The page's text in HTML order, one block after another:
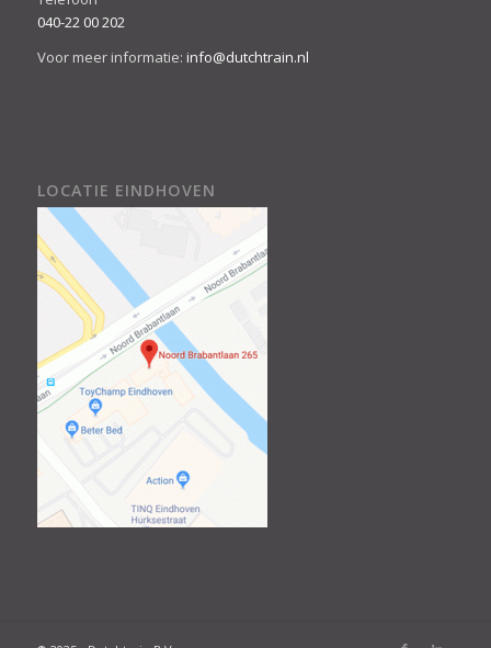
040-22 00 202
Voor meer informatie: info@dutchtrain.nl
LOCATIE EINDHOVEN